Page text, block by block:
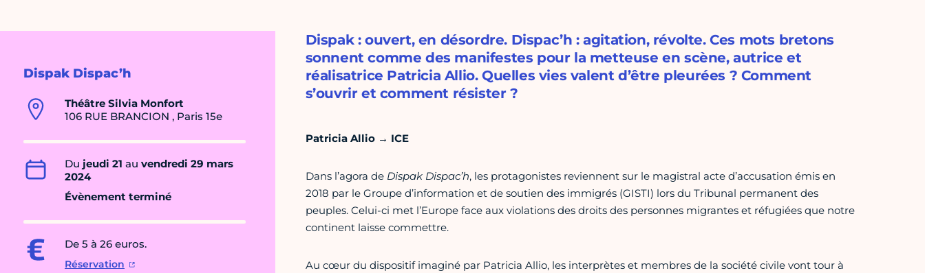
Dispak Dispac’h
Théâtre Silvia Monfort
106 RUE BRANCION , Paris 15e
Du jeudi 21 au vendredi 29 mars
2024
Évènement terminé
De 5 à 26 euros.
Réservation
Dispak : ouvert, en désordre. Dispac’h : agitation, révolte. Ces mots bretons
sonnent comme des manifestes pour la metteuse en scène, autrice et
réalisatrice Patricia Allio. Quelles vies valent d’être pleurées ? Comment
s’ouvrir et comment résister ?
Patricia Allio → ICE
Dans l’agora de Dispak Dispac’h, les protagonistes reviennent sur le magistral acte d’accusation émis en
2018 par le Groupe d’information et de soutien des immigrés (GISTI) lors du Tribunal permanent des
peuples. Celui-ci met l’Europe face aux violations des droits des personnes migrantes et réfugiées que notre
continent laisse commettre.
Au cœur du dispositif imaginé par Patricia Allio, les interprètes et membres de la société civile vont tour à